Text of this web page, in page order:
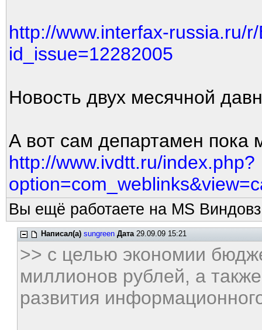
http://www.interfax-russia.ru/
id_issue=12282005
Новость двух месячной
А вот сам департамен пока
http://www.ivdtt.ru/index.php?
Вы ещё работаете на MS
Написал(а) sungreen Дата29.09.09 15:21
>> с целью экономии
миллионов рублей, а
развития